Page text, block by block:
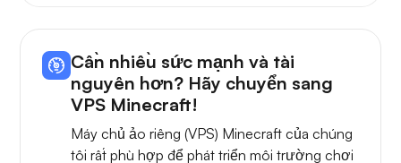
Cần nhiều sức mạnh và tài
nguyên hơn? Hãy chuyển sang
VPS Minecraft!
Máy chủ ảo riêng (VPS) Minecraft của chúng
tôi rất phù hợp để phát triển môi trường chơi